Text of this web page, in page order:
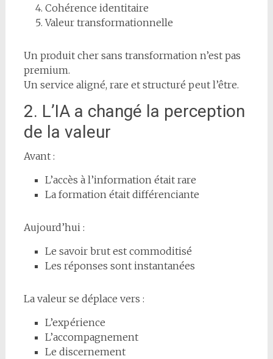
Cohérence identitaire
Valeur transformationnelle
Un produit cher sans transformation n’est pas
premium.
Un service aligné, rare et structuré peut l’être.
2. L’IA a changé la perception
de la valeur
Avant :
L’accès à l’information était rare
La formation était différenciante
Aujourd’hui :
Le savoir brut est commoditisé
Les réponses sont instantanées
La valeur se déplace vers :
L’expérience
L’accompagnement
Le discernement